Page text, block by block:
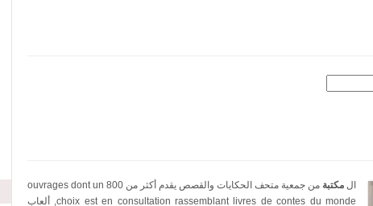
ال مكتبة
من جمعية متحف الحكايات والقصص يقدم أكثر من 800 ouvrages dont un
choix est en consultation rassemblant livres de contes du monde, ألعاب